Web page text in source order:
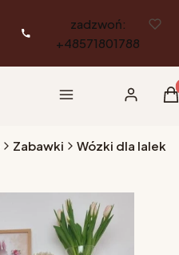
zadzwoń:
+48571801788
Menu Zaloguj się
Zabawki Wózki dla lalek